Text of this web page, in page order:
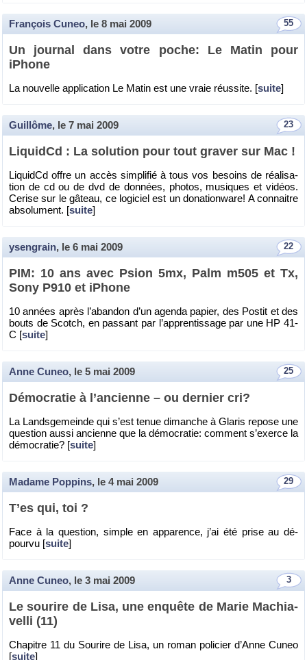
55
François Cuneo, le 8 mai 2009
Un jour­nal dans votre poche: Le Matin pour
iPhone
La nou­velle ap­pli­ca­tion Le Matin est une vraie réus­site. [suite]
23
Guillôme, le 7 mai 2009
Li­quidCd : La so­lu­tion pour tout gra­ver sur Mac !
Li­quidCd offre un accès sim­pli­fié à tous vos be­soins de réa­li­sa­
tion de cd ou de dvd de don­nées, pho­tos, mu­siques et vi­déos.
Ce­rise sur le gâ­teau, ce lo­gi­ciel est un do­na­tion­ware! A connaitre
ab­so­lu­ment. [suite]
22
ysengrain, le 6 mai 2009
PIM: 10 ans avec Psion 5mx, Palm m505 et Tx,
Sony P910 et iPhone
10 an­nées après l’aban­don d’un agenda pa­pier, des Pos­tit et des
bouts de Scotch, en pas­sant par l’ap­pren­tis­sage par une HP 41-
C [suite]
25
Anne Cuneo, le 5 mai 2009
Dé­mo­cra­tie à l’an­cienne – ou der­nier cri?
La Land­sge­meinde qui s’est tenue di­manche à Gla­ris re­pose une
ques­tion aussi an­cienne que la dé­mo­cra­tie: com­ment s’exerce la
dé­mo­cra­tie? [suite]
29
Madame Poppins, le 4 mai 2009
T’es qui, toi ?
Face à la ques­tion, simple en ap­pa­rence, j’ai été prise au dé­
pourvu [suite]
3
Anne Cuneo, le 3 mai 2009
Le sou­rire de Lisa, une en­quête de Marie Ma­chia­
velli (11)
Cha­pitre 11 du Sou­rire de Lisa, un roman po­li­cier d’Anne Cuneo
[suite]